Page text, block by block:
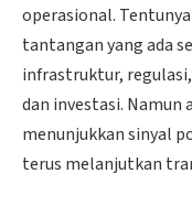
operasional.
tantangan yang ada
infrastruktur,
dan investasi. Namun
menunjukkan sinyal
terus melanjutkan